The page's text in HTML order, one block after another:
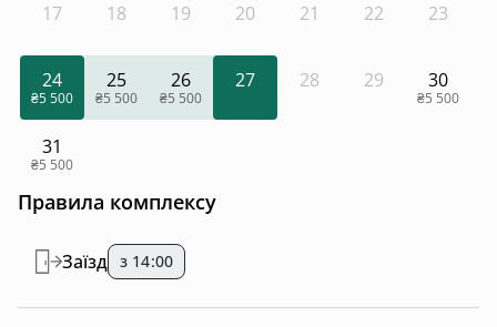
17 18 19 20 21 22 23
24
₴5 500
25
₴5 500
26
₴5 500
27 28 29 30
₴5 500
31
₴5 500
Правила комплексу
Заїзд з 14:00